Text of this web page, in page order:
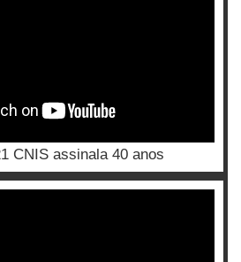
CNIS assinala 40 anos